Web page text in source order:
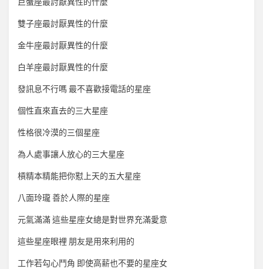
巨蟹座最討厭異性的什麼
雙子座最討厭異性的什麼
金牛座最討厭異性的什麼
白羊座最討厭異性的什麼
發訊息不行嗎 最不喜歡接電話的星座
個性直來直去的三大星座
性格很冷漠的三個星座
為人處事讓人放心的三大星座
槓精本精能把你懟上天的五大星座
八面玲瓏 善於人際的星座
元氣滿滿 這些星座女總是對世界充滿愛意
這些星座眼裡 朋友是用來利用的
工作若勾心鬥角 即使高薪也不要的星座女